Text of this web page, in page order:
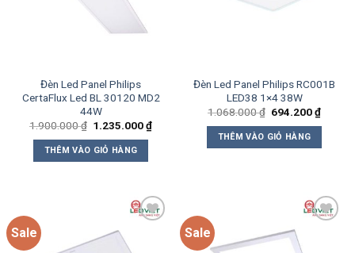
Đèn Led Panel Philips
CertaFlux Led BL 30120 MD2
44W
1.900.000₫ Giá
là:
1.900.000 ₫.
1.235.000₫Giá
THÊM VÀO GIỎ HÀNG
Đèn Led Panel Philips RC001B
LED38 1×4 38W
1.068.000₫ Giá
là:
1.068.000 ₫.
694.200₫Giá
THÊM VÀO GIỎ HÀNG
Sale Sale